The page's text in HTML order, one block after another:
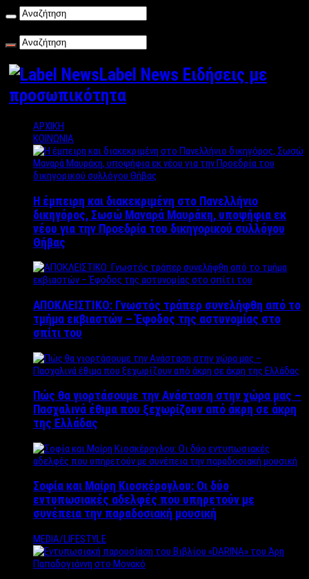
Label News Ειδήσεις με
προσωπικότητα
ΑΡΧΙΚΗ
ΚΟΙΝΩΝΙΑ
Η έμπειρη και διακεκριμένη στο Πανελλήνιο
δικηγόρος, Σωσώ Μαναρά Μαυράκη, υποψήφια εκ
νέου για την Προεδρία του δικηγορικού συλλόγου
Θήβας
ΑΠΟΚΛΕΙΣΤΙΚΟ: Γνωστός τράπερ συνελήφθη από το
τμήμα εκβιαστών – Έφοδος της αστυνομίας στο
σπίτι του
Πώς θα γιορτάσουμε την Ανάσταση στην χώρα μας –
Πασχαλινά έθιμα που ξεχωρίζουν από άκρη σε άκρη
της Ελλάδας
Σοφία και Μαίρη Κιοσκέρογλου: Οι δύο
εντυπωσιακές αδελφές που υπηρετούν με
συνέπεια την παραδοσιακή μουσική
MEDIA/LIFESTYLE